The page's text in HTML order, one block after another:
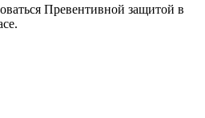
Превентивной защитой в